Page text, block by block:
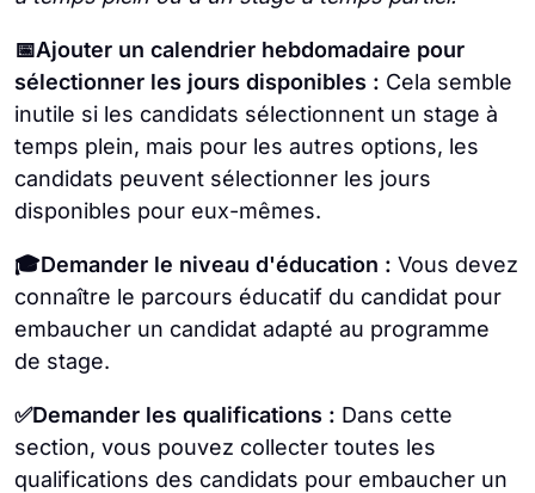
📅Ajouter un calendrier hebdomadaire pour
sélectionner les jours disponibles : Cela semble
inutile si les candidats sélectionnent un stage à
temps plein, mais pour les autres options, les
candidats peuvent sélectionner les jours
disponibles pour eux-mêmes.
🎓Demander le niveau d'éducation : Vous devez
connaître le parcours éducatif du candidat pour
embaucher un candidat adapté au programme
de stage.
✅Demander les qualifications : Dans cette
section, vous pouvez collecter toutes les
qualifications des candidats pour embaucher un